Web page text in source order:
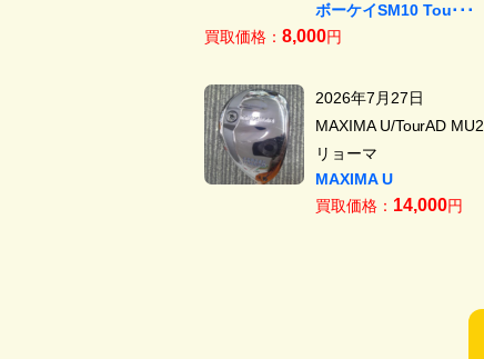
ボーケイSM10 Tou･･･
買取価格： 8,000円
2026年7月27日
MAXIMA U/TourAD MU2
リョーマ
MAXIMA U
買取価格： 14,000円